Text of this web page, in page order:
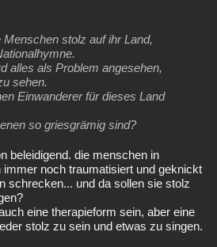
Menschen stolz auf ihr Land,
alles als Problem angesehen,
sehen.
Einwanderer für dieses Land
so griesgrämig sind?
beleidigend. die menschen in
noch traumatisiert und geknickt
schrecken... und da sollen sie stolz
eine therapieform sein, aber eine
stolz zu sein und etwas zu singen.